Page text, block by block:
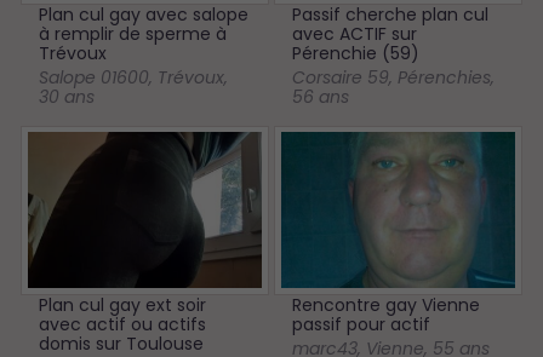
Plan cul gay avec salope
à remplir de sperme à
Trévoux
Salope 01600, Trévoux,
30 ans
Passif cherche plan cul
avec ACTIF sur
Pérenchie (59)
Corsaire 59,Pérenchies,
56 ans
Plan cul gay ext soir
avec actif ou actifs
domis sur Toulouse
Rencontre gay Vienne
passif pour actif
marc43, Vienne, 55 ans